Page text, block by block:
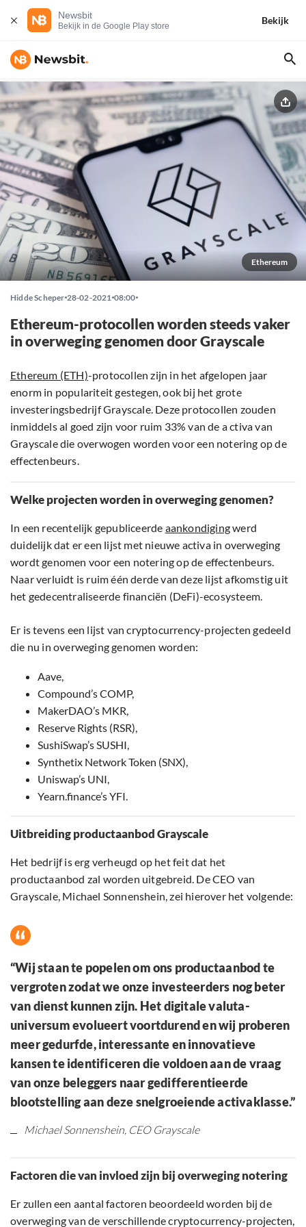
Newsbit
Bekijk in de Google Play store
Bekijk
Ethereum
Hidde Scheper 28-02-2021 08:00
Ethereum-protocollen worden steeds vaker
in overweging genomen door Grayscale
Ethereum (ETH)-protocollen zijn in het afgelopen jaar
enorm in populariteit gestegen, ook bij het grote
investeringsbedrijf Grayscale. Deze protocollen zouden
inmiddels al goed zijn voor ruim 33% van de a ctiva van
Grayscale die overwogen worden voor een notering op de
effectenbeurs.
Welke projecten worden in overweging genomen?
In een recentelijk gepubliceerde aankondigingwerd
duidelijk dat er een lijst met nieuwe activa in overweging
wordt genomen voor een notering op de effectenbeurs.
Naar verluidt is ruim één derde van deze lijst afkomstig uit
het gedecentraliseerde financiën (DeFi)-ecosysteem.
Er is tevens een lijst van cryptocurrency-projecten gedeeld
die nu in overweging genomen worden:
Aave,
Compound’s COMP,
MakerDAO’s MKR,
Reserve Rights (RSR),
SushiSwap’s SUSHI,
Synthetix Network Token (SNX),
Uniswap’s UNI,
Yearn.finance’s YFI.
Uitbreiding productaanbod Grayscale
Het bedrijf is erg verheugd op het feit dat het
productaanbod zal worden uitgebreid. De CEO van
Grayscale, Michael Sonnenshein, zei hierover het volgende:
“Wij staan te popelen om ons productaanbod te
vergroten zodat we onze investeerders nog beter
van dienst kunnen zijn. Het digitale valuta-
universum evolueert voortdurend en wij proberen
meer gedurfde, interessante en innovatieve
kansen te identificeren die voldoen aan de vraag
van onze beleggers naar gedifferentieerde
blootstelling aan deze snelgroeiende activaklasse.”
Michael Sonnenshein, CEO Grayscale
Factoren die van invloed zijn bij overweging notering
Er zullen een aantal factoren beoordeeld worden bij de
overweging van de verschillende cryptocurrency-projecten,